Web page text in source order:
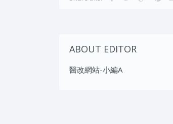
ABOUT EDITOR
醫改網站-小編A